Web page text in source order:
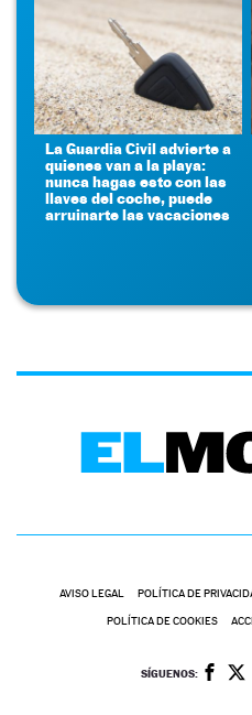
La Guardia Civil advierte a
quienes van a la playa:
nunca hagas esto con las
llaves del coche, puede
arruinarte las vacaciones
AVISO LEGAL POLÍTICA DE
POLÍTICA DE COOKIES
SÍGUENOS: